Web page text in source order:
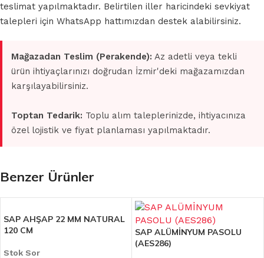
teslimat yapılmaktadır. Belirtilen iller haricindeki sevkiyat
talepleri için WhatsApp hattımızdan destek alabilirsiniz.
Mağazadan Teslim (Perakende): Az adetli veya tekli
ürün ihtiyaçlarınızı doğrudan İzmir'deki mağazamızdan
karşılayabilirsiniz.
Toptan Tedarik: Toplu alım taleplerinizde, ihtiyacınıza
özel lojistik ve fiyat planlaması yapılmaktadır.
Benzer Ürünler
SAP AHŞAP 22 MM NATURAL
120 CM
Stok Sor
SAP ALÜMİNYUM PASOLU
(AES286)